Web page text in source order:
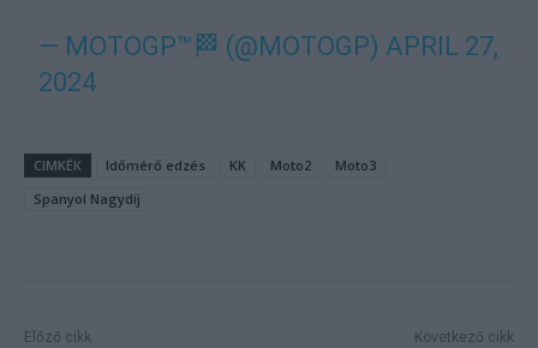
— MOTOGP™🏁 (@MOTOGP) APRIL 27,
2024
CIMKÉK Időmérő edzés KK Moto2
Moto3
Spanyol Nagydíj
Előző cikk Következő cikk